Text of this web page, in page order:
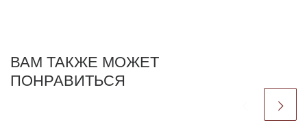
ВАМ ТАКЖЕ МОЖЕТ
ПОНРАВИТЬСЯ